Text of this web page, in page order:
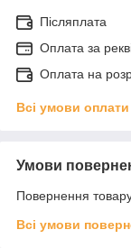
Післяплата
Оплата за
Оплата на
Всі умови оплати
Умови
Повернення
Всі умови